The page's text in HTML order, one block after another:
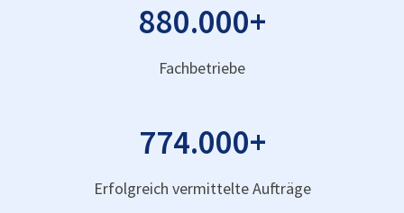
880.000+
Fachbetriebe
774.000+
Erfolgreich vermittelte Aufträge